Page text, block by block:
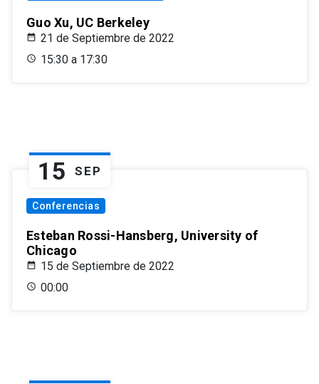
Guo Xu, UC Berkeley
21 de Septiembre de 2022
15:30 a 17:30
15 SEP
Conferencias
Esteban Rossi-Hansberg, University of
Chicago
15 de Septiembre de 2022
00:00